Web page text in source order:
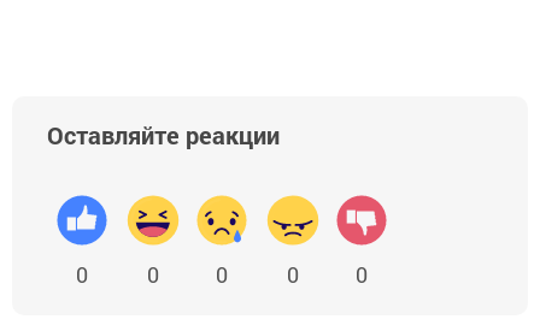
Оставляйте реакции
0 0 0 0 0